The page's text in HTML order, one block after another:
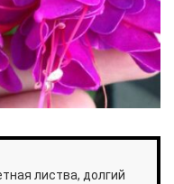
листва, долгий